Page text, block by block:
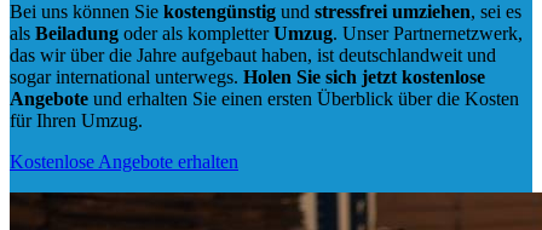
Bei uns können Sie kostengünstig und stressfrei umziehen, sei es
als Beiladung oder als kompletterUmzug. Unser Partnernetzwerk,
das wir über die Jahre aufgebaut haben, ist deutschlandweit und
sogar international unterwegs. Holen Sie sich jetzt kostenlose
Angebote und erhalten Sie einen ersten Überblick über die Kosten
für Ihren Umzug.
Kostenlose Angebote erhalten